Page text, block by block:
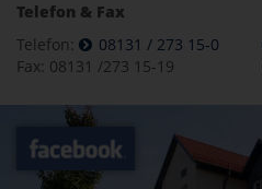
Telefon & Fax
Telefon:
08131 / 273 15-0
Fax: 08131 /273 15-19